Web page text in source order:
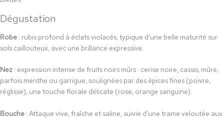
Dégustation
Robe : rubis profond à éclats violacés, typique d’une belle maturité sur
sols caillouteux, avec une brillance expressive.
Nez : expression intense de fruits noirs mûrs : cerise noire, cassis, mûre,
parfois menthe ou garrigue, soulignées par des épices fines (poivre,
réglisse), une touche florale délicate (rose, orange sanguine).
Bouche : Attaque vive, fraîche et saline, suivie d’une trame veloutée aux